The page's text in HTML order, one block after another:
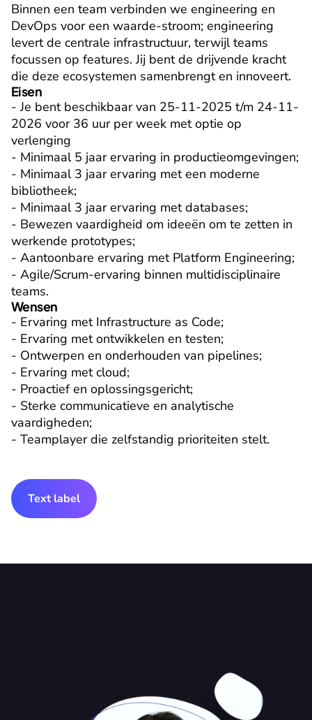
Binnen een team verbinden we engineering en
DevOps voor een waarde-stroom; engineering
levert de centrale infrastructuur, terwijl teams
focussen op features. Jij bent de drijvende kracht
die deze ecosystemen samenbrengt en innoveert.
Eisen
- Je bent beschikbaar van 25-11-2025 t/m 24-11-
2026 voor 36 uur per week met optie op
verlenging
- Minimaal 5 jaar ervaring in productieomgevingen;
- Minimaal 3 jaar ervaring met een moderne
bibliotheek;
- Minimaal 3 jaar ervaring met databases;
- Bewezen vaardigheid om ideeën om te zetten in
werkende prototypes;
- Aantoonbare ervaring met Platform Engineering;
- Agile/Scrum-ervaring binnen multidisciplinaire
teams.
Wensen
- Ervaring met Infrastructure as Code;
- Ervaring met ontwikkelen en testen;
- Ontwerpen en onderhouden van pipelines;
- Ervaring met cloud;
- Proactief en oplossingsgericht;
- Sterke communicatieve en analytische
vaardigheden;
- Teamplayer die zelfstandig prioriteiten stelt.
Text label